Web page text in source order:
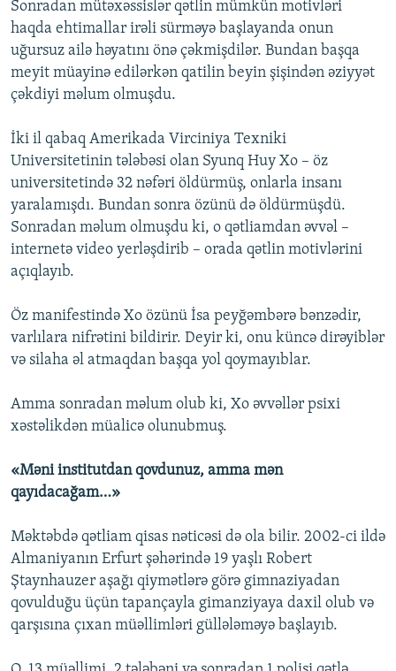
Sonradan mütəxəssislər qətlin mümkün motivləri
haqda ehtimallar irəli sürməyə başlayanda onun
uğursuz ailə həyatını önə çəkmişdilər. Bundan başqa
meyit müayinə edilərkən qatilin beyin şişindən əziyyət
çəkdiyi məlum olmuşdu.
İki il qabaq Amerikada Virciniya Texniki
Universitetinin tələbəsi olan Syunq Huy Xo – öz
universitetində 32 nəfəri öldürmüş, onlarla insanı
yaralamışdı. Bundan sonra özünü də öldürmüşdü.
Sonradan məlum olmuşdu ki, o qətliamdan əvvəl –
internetə video yerləşdirib – orada qətlin motivlərini
açıqlayıb.
Öz manifestində Xo özünü İsa peyğəmbərə bənzədir,
varlılara nifrətini bildirir. Deyir ki, onu küncə dirəyiblər
və silaha əl atmaqdan başqa yol qoymayıblar.
Amma sonradan məlum olub ki, Xo əvvəllər psixi
xəstəlikdən müalicə olunubmuş.
«Məni institutdan qovdunuz, amma mən
qayıdacağam…»
Məktəbdə qətliam qisas nəticəsi də ola bilir. 2002-ci ildə
Almaniyanın Erfurt şəhərində 19 yaşlı Robert
Ştaynhauzer aşağı qiymətlərə görə gimnaziyadan
qovulduğu üçün tapançayla gimanziyaya daxil olub və
qarşısına çıxan müəllimləri güllələməyə başlayıb.